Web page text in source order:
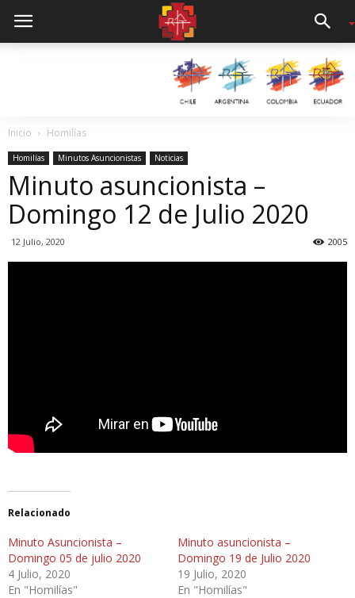
Inicio Homilías
Homilías Minutos Asuncionistas Noticias
Minuto asuncionista –
Domingo 12 de Julio 2020
12 Julio, 2020 2005
Relacionado
Minuto Asuncionista –
Domingo 05 de julio 2020
4 Julio, 2020
En "Homilías"
Minuto asuncionista –
Domingo 19 de Julio 2020
19 Julio, 2020
En "Homilías"